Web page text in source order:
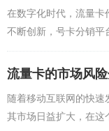
在数字化时代，流量卡
不断创新，号卡分销平
性，为用户提供更加便
台的核心竞争优势，以
流量卡的市场风
随着移动互联网的快速
其市场日益扩大，在这